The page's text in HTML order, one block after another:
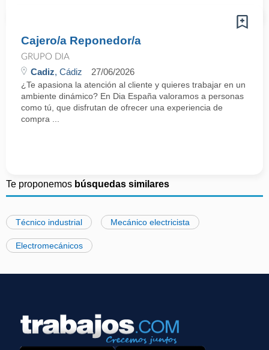
Cajero/a Reponedor/a
GRUPO DIA
Cadiz, Cádiz 27/06/2026
¿Te apasiona la atención al cliente y quieres trabajar en un
ambiente dinámico? En Dia España valoramos a personas
como tú, que disfrutan de ofrecer una experiencia de
compra ...
Te proponemos búsquedas similares
Técnico industrial Mecánico electricista
Electromecánicos